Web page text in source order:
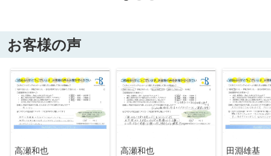
お客様の声
高瀬和也 高瀬和也 田淵雄基